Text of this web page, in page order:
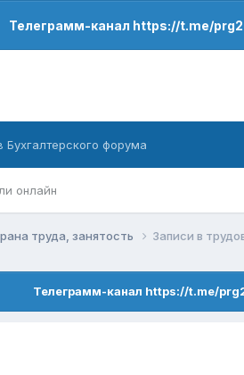
Телеграмм-канал https://t.me/
онлайн
Бухгалтерского форума
труда, занятость Записи в
Телеграмм-канал https://t.me/